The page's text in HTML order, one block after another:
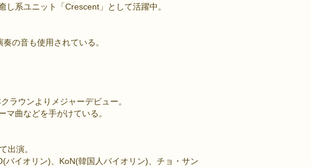
系ユニット「Crescent」として活躍中。
の音も使用されている。
ラウンよりメジャーデビュー。
曲などを手がけている。
出演。
イオリン)、KoN(韓国人バイオリン)、チョ・サン